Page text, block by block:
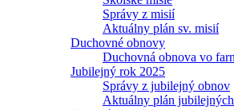
Správy z misií
Aktuálny plán sv. misií
Duchovné obnovy
Duchovná obnova vo
Jubilejný rok 2025
Správy z jubilejný obnov
Aktuálny plán